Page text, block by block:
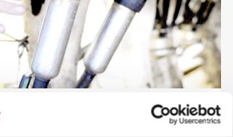
dykker 23 procent